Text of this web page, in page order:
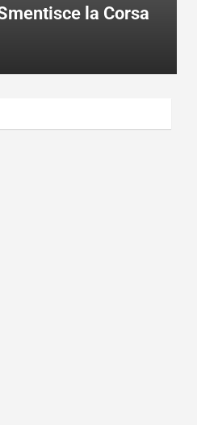
la Corsa